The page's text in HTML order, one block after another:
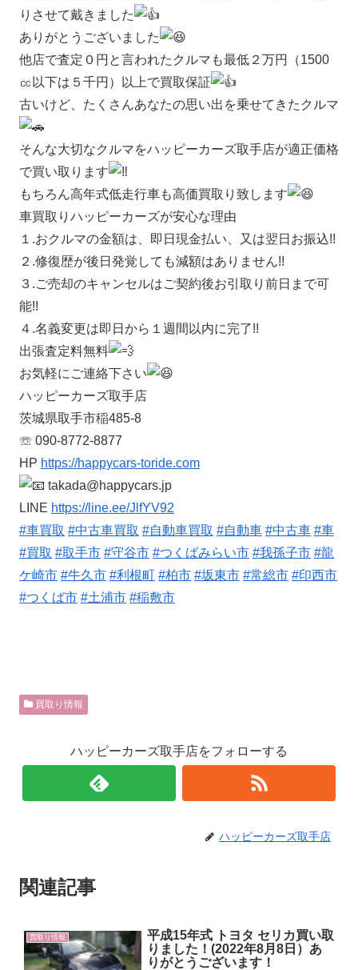
りさせて戴きました
ありがとうございました
他店で査定０円と言われたクルマも最低２万円（1500
㏄以下は５千円）以上で買取保証
古いけど、たくさんあなたの思い出を乗せてきたクルマ
そんな大切なクルマをハッピーカーズ取手店が適正価格
で買い取ります
もちろん高年式低走行車も高価買取り致します
車買取りハッピーカーズが安心な理由
１.おクルマの金額は、即日現金払い、又は翌日お振込!!
２.修復歴が後日発覚しても減額はありません!!
３.ご売却のキャンセルはご契約後お引取り前日まで可
能!!
４.名義変更は即日から１週間以内に完了!!
出張査定料無料
お気軽にご連絡下さい
ハッピーカーズ取手店
茨城県取手市稲485-8
☏ 090-8772-8877
HP https://happycars-toride.com
takada@happycars.jp
LINE https://line.ee/JlfYV92
#車買取 #中古車買取 #自動車買取 #自動車 #中古車 #車
#買取 #取手市 #守谷市 #つくばみらい市 #我孫子市 #龍
ケ崎市 #牛久市 #利根町 #柏市 #坂東市 #常総市 #印西市
#つくば市 #土浦市 #稲敷市
買取り情報
ハッピーカーズ取手店をフォローする
ハッピーカーズ取手店
関連記事
買取り情報
平成15年式 トヨタ セリカ買い取
りました！(2022年8月8日）あ
りがとうございます！